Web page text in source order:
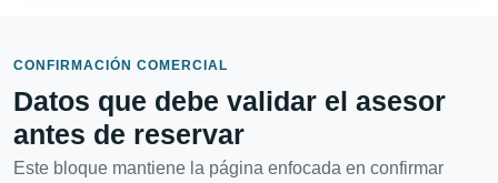
CONFIRMACIÓN COMERCIAL
Datos que debe validar el asesor
antes de reservar
Este bloque mantiene la página enfocada en confirmar